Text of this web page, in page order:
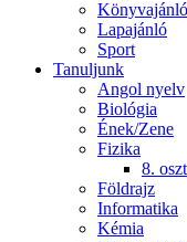
Könyvajánló
Lapajánló
Sport
Tanuljunk
Angol nyelv
Biológia
Ének/Zene
Fizika
8.
Földrajz
Informatika
Kémia